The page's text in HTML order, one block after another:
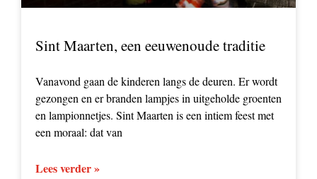
Sint Maarten, een eeuwenoude traditie
Vanavond gaan de kinderen langs de deuren. Er wordt
gezongen en er branden lampjes in uitgeholde groenten
en lampionnetjes. Sint Maarten is een intiem feest met
een moraal: dat van
Lees verder »